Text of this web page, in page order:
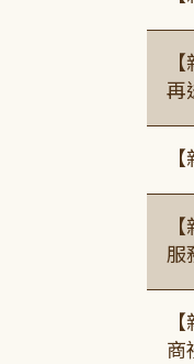
再
服
商